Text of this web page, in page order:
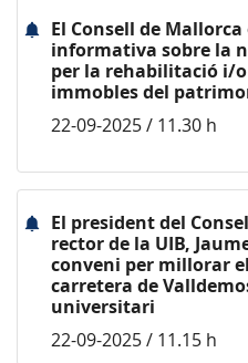
El Consell de
informativa sobre la
per la rehabilitació i/
immobles del
22-09-2025 / 11.30 h
El president del
rector de la UIB,
conveni per millorar
carretera de
universitari
22-09-2025 / 11.15 h